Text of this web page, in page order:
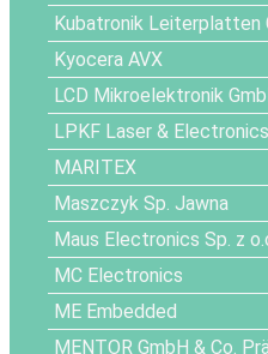
Kubatronik Leiterplatten
Kyocera AVX
LCD Mikroelektronik
LPKF Laser &
MARITEX
Maszczyk Sp. Jawna
Maus Electronics Sp. z
MC Electronics
ME Embedded
MENTOR GmbH & Co.